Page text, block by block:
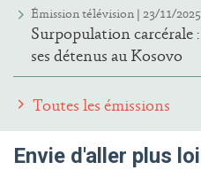
Émission télévision | 23/11/2025
Surpopulation carcérale
ses détenus au Kosovo
Toutes les émissions
Envie d'aller plus